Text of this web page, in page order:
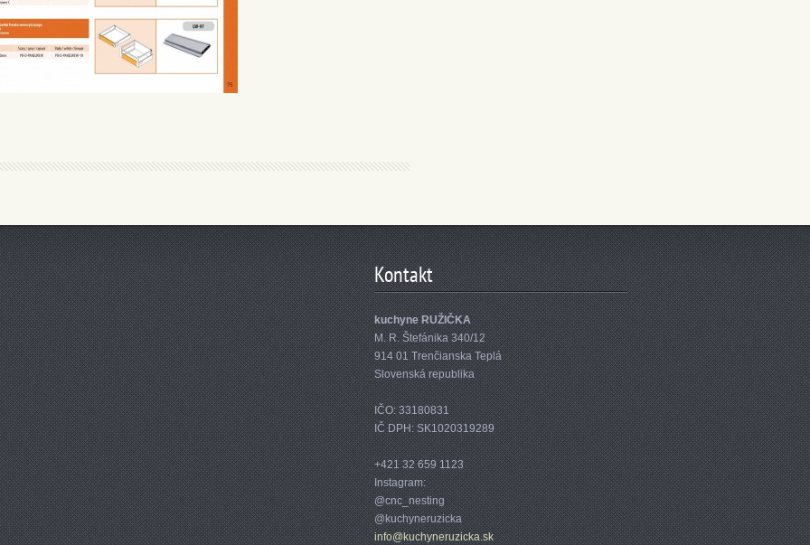
Kontakt
kuchyne RUŽIČKA
M. R. Štefánika 340/12
914 01 Trenčianska Teplá
Slovenská republika
IČO: 33180831
IČ DPH: SK1020319289
+421 32 659 1123
Instagram:
@cnc_nesting
@kuchyneruzicka
info@kuchyneruzicka.sk